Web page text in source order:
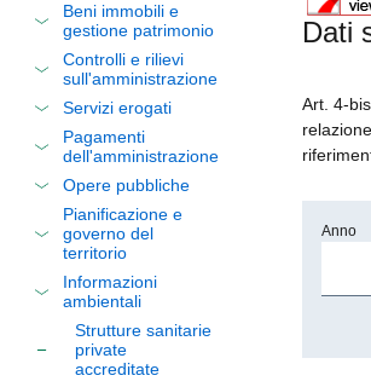
Beni immobili e
gestione patrimonio
Controlli e rilievi
sull'amministrazione
Servizi erogati
Pagamenti
dell'amministrazione
Opere pubbliche
Pianificazione e
governo del
territorio
Informazioni
ambientali
Strutture sanitarie
private
accreditate
Dati
Art. 4-
Anno